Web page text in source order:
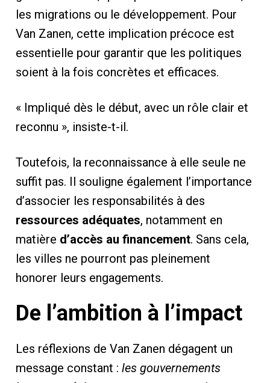
les migrations ou le développement. Pour
Van Zanen, cette implication précoce est
essentielle pour garantir que les politiques
soient à la fois concrètes et efficaces.
« Impliqué dès le début, avec un rôle clair et
reconnu », insiste-t-il.
Toutefois, la reconnaissance à elle seule ne
suffit pas. Il souligne également l’importance
d’associer les responsabilités à des
ressources adéquates, notamment en
matière d’accès au financement. Sans cela,
les villes ne pourront pas pleinement
honorer leurs engagements.
De l’ambition à l’impact
Les réflexions de Van Zanen dégagent un
message constant : les gouvernements